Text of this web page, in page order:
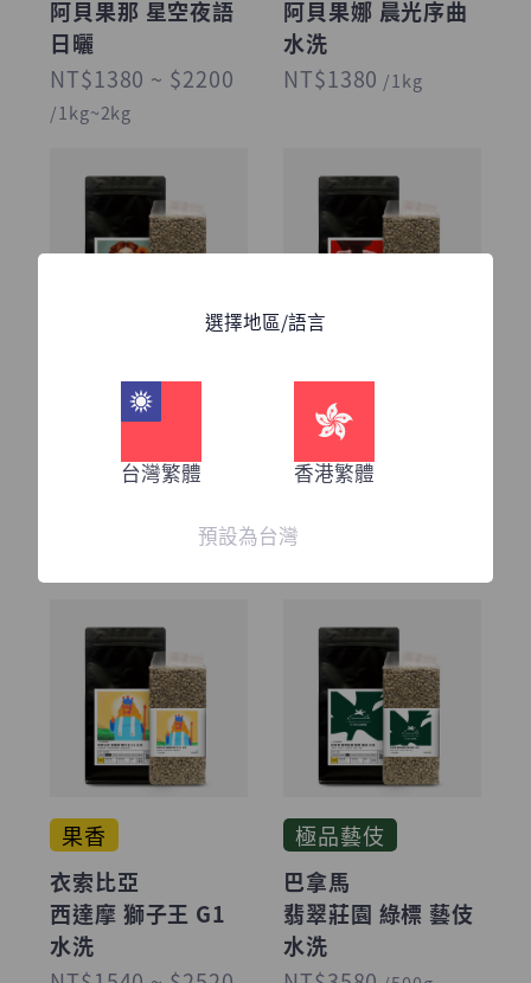
阿貝果那 星空夜語
日曬
NT$1380 ~ $2200
/1kg~2kg
阿貝果娜 晨光序曲
水洗
NT$1380 /1kg
冠軍產區
衣索比亞
古吉 罕貝拉 果韻 慢
NT$1810 ~ $3060
甘甜
尼加拉瓜
鬥牛士 H1品種 紅
蜜處理
NT$1570 ~ $2580
果香
衣索比亞
西達摩 獅子王 G1
水洗
極品藝伎
巴拿馬
翡翠莊園 綠標 藝伎
水洗
選擇地區/語言
台灣繁體 香港繁體
預設為台灣